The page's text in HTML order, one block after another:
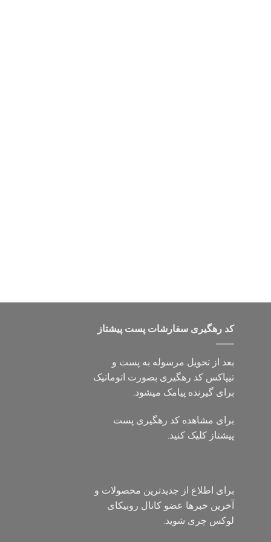
کد رهگیری سفارشات پست پیشتاز
بعد از تحویل مرسوله به پست و
تیپاکس کد رهگیری بصورت اتوماتیک
برای گیرنده پیامک میشود.
برای مشاهده کد رهگیری پست
پیشتاز کلیک کنید.
برای اطلاع از جدیدترین محصولات و
آخرین خبرها عضو کانال روبیکای
لوکس چری شوید.